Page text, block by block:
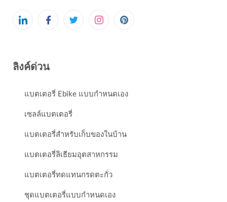
ลิงค์ด่วน
แบตเตอรี่ Ebike แบบกำหนดเอง
เซลล์แบตเตอรี่
แบตเตอรี่สำหรับเก็บของในบ้าน
แบตเตอรี่ลิเธียมอุตสาหกรรม
แบตเตอรี่ทดแทนกรดตะกั่ว
ชุดแบตเตอรี่แบบกำหนดเอง